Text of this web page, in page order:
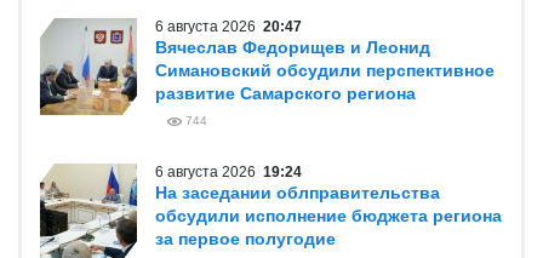
6 августа 2026 20:47
Вячеслав Федорищев и Леонид
Симановский обсудили перспективное
развитие Самарского региона
744
6 августа 2026 19:24
На заседании облправительства
обсудили исполнение бюджета региона
за первое полугодие